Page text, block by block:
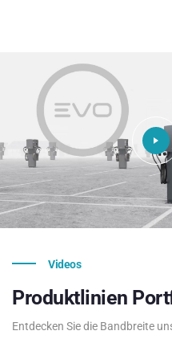
Videos
Produktlinien
Entdecken Sie die Bandbreite